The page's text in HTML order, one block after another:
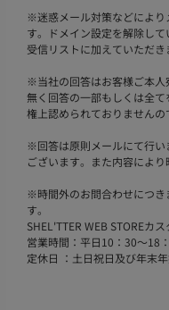
※迷惑メール対策などによ
す。ドメイン設定を解除し
受信リストに加えていただき
※当社の回答はお客様ご本
無く回答の一部もしくは全
権上認められておりませんの
※回答は原則メールにて行
ございます。また内容により
※時間外のお問合わせにつ
す。
SHEL'TTER WEB STOREカ
営業時間：平日10：30～18
定休日 ：土日祝日及び年末